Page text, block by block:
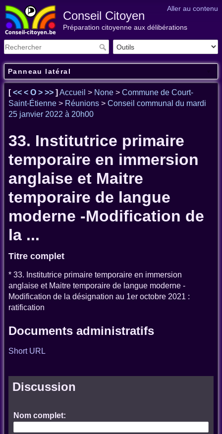
Aller au contenu
Conseil Citoyen
Préparation citoyenne aux délibérations
Panneau latéral
[<< < O > >> ] Accueil > None > Commune de Court-
Saint-Étienne > Réunions > Conseil communal du mardi
25 janvier 2022 à 20h00
33. Institutrice primaire
temporaire en immersion
anglaise et Maitre
temporaire de langue
moderne -Modification de
la ...
Titre complet
* 33. Institutrice primaire temporaire en immersion
anglaise et Maitre temporaire de langue moderne -
Modification de la désignation au 1er octobre 2021 :
ratification
Documents administratifs
Short URL
Discussion
Nom complet: